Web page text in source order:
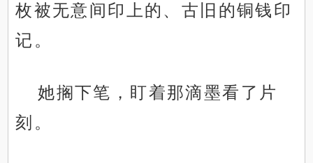
枚被无意间印上的、古旧的铜钱印
记。
她搁下笔，盯着那滴墨看了片
刻。